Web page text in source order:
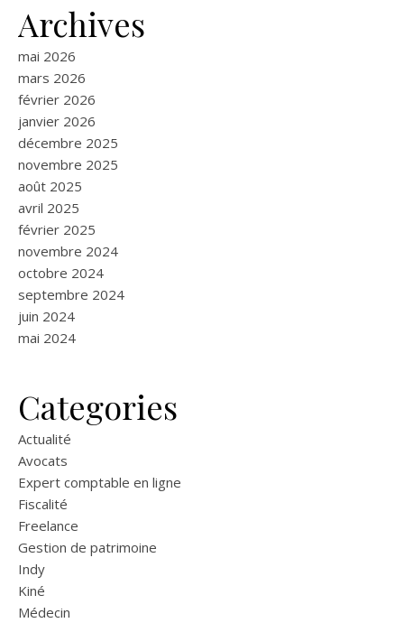
Archives
mai 2026
mars 2026
février 2026
janvier 2026
décembre 2025
novembre 2025
août 2025
avril 2025
février 2025
novembre 2024
octobre 2024
septembre 2024
juin 2024
mai 2024
Categories
Actualité
Avocats
Expert comptable en ligne
Fiscalité
Freelance
Gestion de patrimoine
Indy
Kiné
Médecin